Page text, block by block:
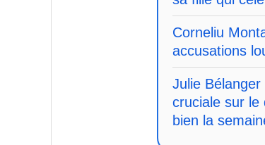
Corneliu
accusations
Julie
cruciale sur le
bien la